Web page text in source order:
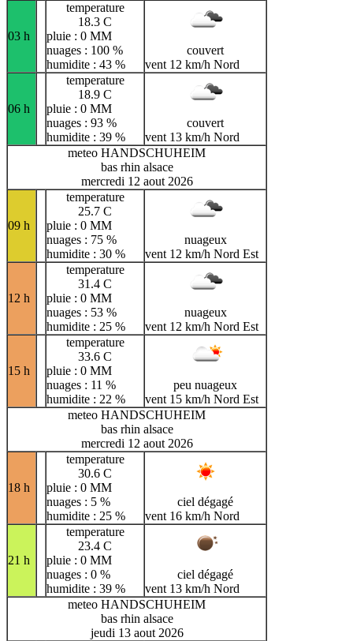
03 h
temperature
18.3 C
pluie : 0 MM
nuages : 100 %
humidite : 43 %
couvert
vent 12 km/h Nord
06 h
temperature
18.9 C
pluie : 0 MM
nuages : 93 %
humidite : 39 %
couvert
vent 13 km/h Nord
meteo HANDSCHUHEIM
bas rhin alsace
mercredi 12 aout 2026
09 h
temperature
25.7 C
pluie : 0 MM
nuages : 75 %
humidite : 30 %
nuageux
vent 12 km/h Nord Est
12 h
temperature
31.4 C
pluie : 0 MM
nuages : 53 %
humidite : 25 %
nuageux
vent 12 km/h Nord Est
15 h
temperature
33.6 C
pluie : 0 MM
nuages : 11 %
humidite : 22 %
peu nuageux
vent 15 km/h Nord Est
meteo HANDSCHUHEIM
bas rhin alsace
mercredi 12 aout 2026
18 h
temperature
30.6 C
pluie : 0 MM
nuages : 5 %
humidite : 25 %
ciel dégagé
vent 16 km/h Nord
21 h
temperature
23.4 C
pluie : 0 MM
nuages : 0 %
humidite : 39 %
ciel dégagé
vent 13 km/h Nord
meteo HANDSCHUHEIM
bas rhin alsace
jeudi 13 aout 2026